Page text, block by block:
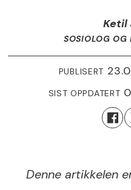
Ketil
SOSIOLOG OG
PUBLISERT
SIST OPPDATERT
Denne artikkelen